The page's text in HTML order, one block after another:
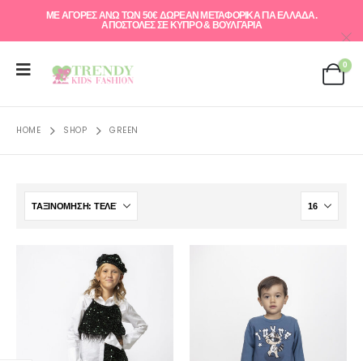
ΜΕ ΑΓΟΡΕΣ ΑΝΩ ΤΩΝ 50€ ΔΩΡΕΑΝ ΜΕΤΑΦΟΡΙΚΑ ΓΙΑ ΕΛΛAΔΑ.
ΑΠΟΣΤΟΛΕΣ ΣΕ ΚΥΠΡΟ & ΒΟΥΛΓΑΡΙΑ
0
HOME SHOP GREEN